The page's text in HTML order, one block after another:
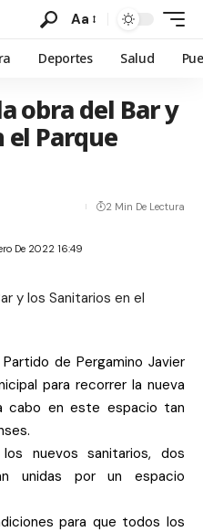
Aa
Deportes Salud
obra del Bar y
el Parque
De 2022 16:49
2 Min De Lectura
de Pergamino Javier
para recorrer la nueva
cabo en este espacio tan
nuevos sanitarios, dos
unidas por un espacio
para que todos los